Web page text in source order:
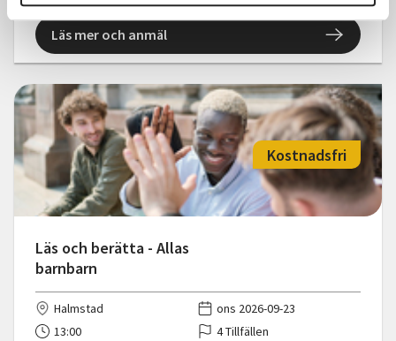
Läs mer och anmäl
Läs och berätta - Allas
barnbarn
Kostnadsfri
Halmstad
ons 2026-09-23
13:00
4 Tillfällen